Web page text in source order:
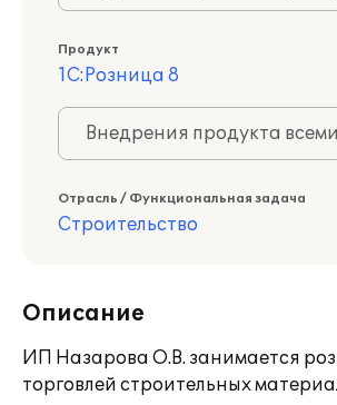
Продукт
1С:Розница 8
Внедрения продукта
Отрасль / Функциональная задача
Строительство
Описание
ИП Назарова О.В. занимается
торговлей строительных